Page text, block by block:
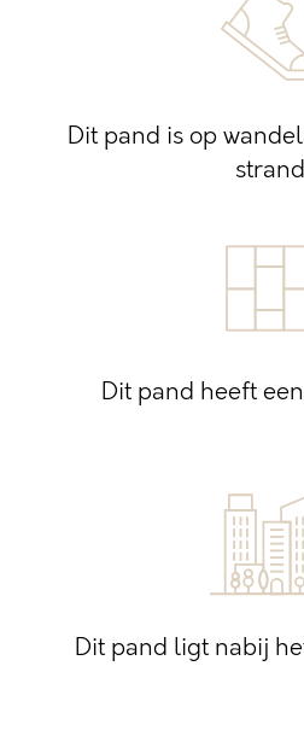
Dit pand is op
strand
Dit pand heeft
Dit pand ligt nabij